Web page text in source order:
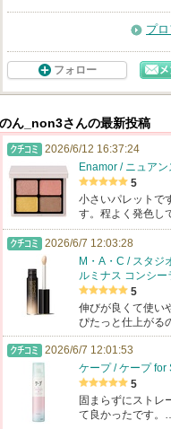
プ
フォロー
のん_non3さんの最新投稿
2026/6/12 16:37:24
Enamor / ニュア
5
小さいパレットで
す。程よく発色し
2026/6/7 12:03:28
M・A・C / スタジ
ルミナス コンシー
5
伸びが良くて使い
ぴたっと仕上がる
2026/6/7 12:01:53
ケープ / ケープ for
5
固まらずにストレ
て良かったです。